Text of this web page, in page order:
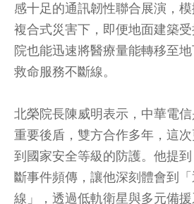
感十足的通訊韌性聯合展演，
複合式災害下，即便地面建築
院也能迅速將醫療量能轉移至
救命服務不斷線。
北榮院長陳威明表示，中華電
重要後盾，雙方合作多年，這
到國家安全等級的防護。他提
斷事件頻傳，讓他深刻體會到
線」，透過低軌衛星與多元備